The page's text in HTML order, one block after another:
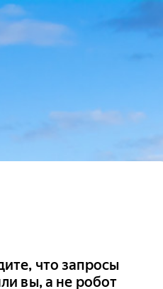
что запросы
вы, а не робот